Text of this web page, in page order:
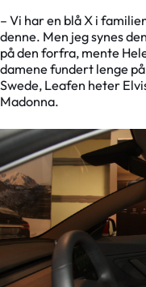
– Vi har en blå X i
denne. Men jeg synes
på den forfra, mente
damene fundert lenge
Swede, Leafen heter
Madonna.